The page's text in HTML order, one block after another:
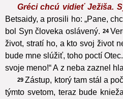
Gréci chcú vidieť Ježiša.
Betsaidy, a prosili ho: „Pane,
bol Syn človeka oslávený. 24
život, stratí ho, a kto svoj život
bude mne slúžiť, toho poctí Otec.
svoje meno!“ A z neba zaznel
29 Zástup, ktorý tam stál a
týmto svetom, teraz bude